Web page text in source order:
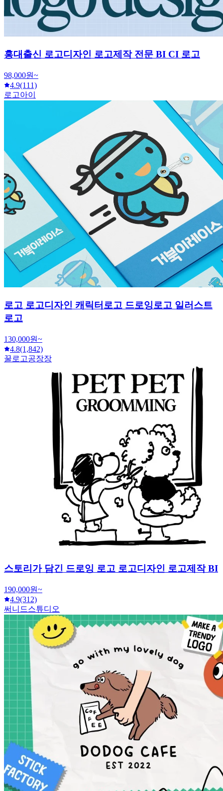
홍대출신 로고디자인 로고제작 전문 BI CI 로고
98,000원~
4.9(111)
로고아이
로고 로고디자인 캐릭터로고 드로잉로고 일러스트
로고
130,000원~
4.8(1,842)
꿀로고공장장
스토리가 담긴 드로잉 로고 로고디자인 로고제작 BI
190,000원~
4.9(312)
써니드스튜디오